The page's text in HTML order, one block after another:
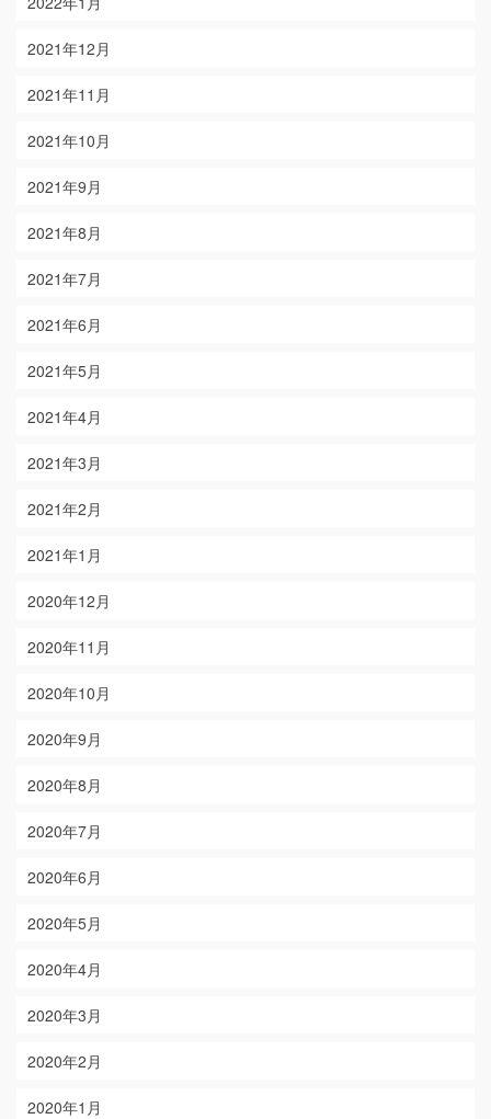
2021年12月
2021年11月
2021年10月
2021年9月
2021年8月
2021年7月
2021年6月
2021年5月
2021年4月
2021年3月
2021年2月
2021年1月
2020年12月
2020年11月
2020年10月
2020年9月
2020年8月
2020年7月
2020年6月
2020年5月
2020年4月
2020年3月
2020年2月
2020年1月